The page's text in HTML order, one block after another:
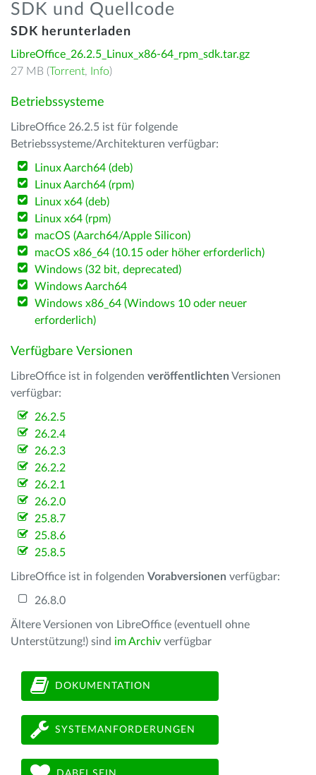
SDK und Quellcode
SDK herunterladen
LibreOffice_26.2.5_Linux_x86-64_rpm_sdk.tar.gz
27 MB (Torrent, Info)
Betriebssysteme
LibreOffice 26.2.5 ist für folgende
Betriebssysteme/Architekturen verfügbar:
Linux Aarch64 (deb)
Linux Aarch64 (rpm)
Linux x64 (deb)
Linux x64 (rpm)
macOS (Aarch64/Apple Silicon)
macOS x86_64 (10.15 oder höher erforderlich)
Windows (32 bit, deprecated)
Windows Aarch64
Windows x86_64 (Windows 10 oder neuer
erforderlich)
Verfügbare Versionen
LibreOffice ist in folgenden veröffentlichten Versionen
verfügbar:
26.2.5
26.2.4
26.2.3
26.2.2
26.2.1
26.2.0
25.8.7
25.8.6
25.8.5
LibreOffice ist in folgenden Vorabversionen verfügbar:
26.8.0
Ältere Versionen von LibreOffice (eventuell ohne
Unterstützung!) sind im Archiv verfügbar
DOKUMENTATION
SYSTEMANFORDERUNGEN